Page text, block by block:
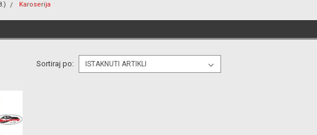
Karoserija
Sortiraj po: